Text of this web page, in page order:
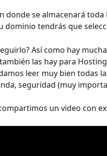
donde se almacenará
dominio tendrás que
Así como hay
las hay para
leer muy bien todas
seguridad (muy
un video con